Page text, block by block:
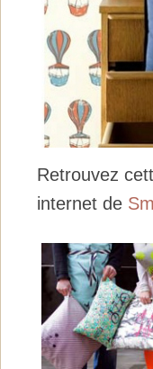
Retrouvez
internet de